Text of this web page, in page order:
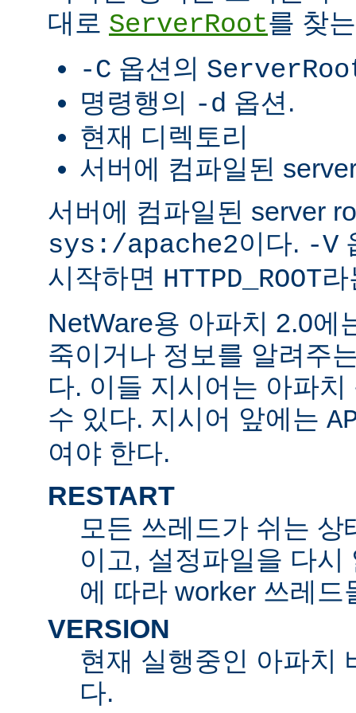
대로 ServerRoot를 찾
-C 옵션의
명령행의 -d 옵션.
현재 디렉토리
서버에 컴파일된
서버에 컴파일된 server
sys:/apache2이다. -V
시작하면 HTTPD_ROOT
NetWare용 아파치 2.0에
죽이거나 정보를 알려주
다. 이들 지시어는 아파
수 있다. 지시어 앞에는
여야 한다.
RESTART
모든 쓰레드가 쉬는
이고, 설정파일을 다
에 따라 worker 쓰레드
VERSION
현재 실행중인 아파치
다.